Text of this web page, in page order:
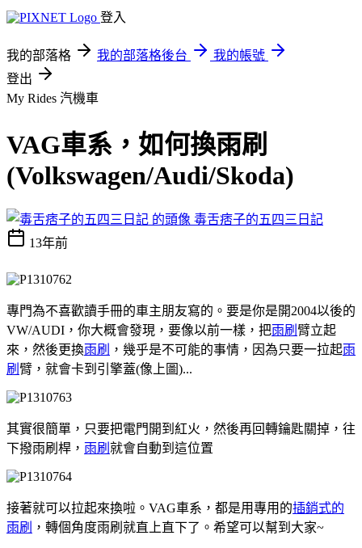
登入
我的部落格 我的部落格後台
我的帳號
登出
My Rides 汽機車
VAG車系，如何換雨刷
(Volkswagen/Audi/Skoda)
毒舌痞子的五四三日記
13年前
專門為不喜歡讀手冊的車主朋友寫的。要是你是開2004以後的
VW/AUDI，你大概會發現，要像以前一樣，把雨刷 臂立起
來，然後更換雨刷 ，幾乎是不可能的事情，因為只要一拉起雨
刷 臂，就會卡到引擎蓋(像上圖)...
其實很簡單，只要把電門開到紅火，然後再回轉鑰匙關掉，往
下撥雨刷桿， 雨刷 就會自動到這位置
接著就可以拉起來換啦。VAG車系，都是用專用的插銷式的
雨刷 ，轉個角度雨刷就直上直下了。希望可以幫到大家~